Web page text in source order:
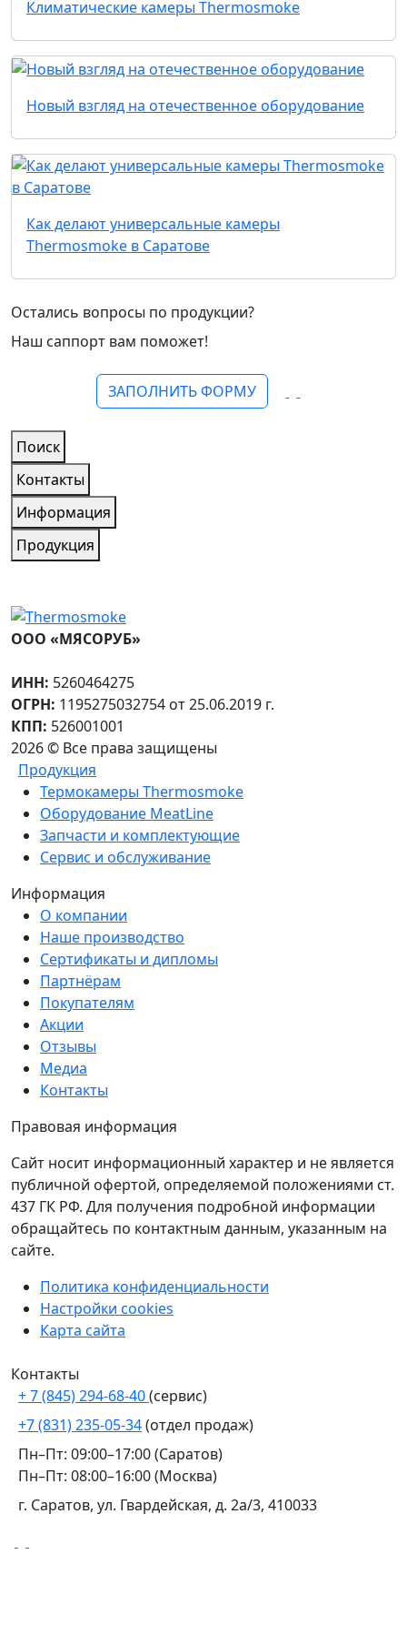
Климатические камеры Thermosmoke
Новый взгляд на отечественное оборудование
Как делают универсальные камеры
Thermosmoke в Саратове
Остались вопросы по продукции?
Наш саппорт вам поможет!
ЗАПОЛНИТЬ ФОРМУ
Поиск
Контакты
Информация
Продукция
ООО «МЯСОРУБ»
ИНН: 5260464275
ОГРН: 1195275032754 от 25.06.2019 г.
КПП: 526001001
2026 © Все права защищены
Продукция
Термокамеры Thermosmoke
Оборудование MeatLine
Запчасти и комплектующие
Сервис и обслуживание
Информация
О компании
Наше производство
Сертификаты и дипломы
Партнёрам
Покупателям
Акции
Отзывы
Медиа
Контакты
Правовая информация
Сайт носит информационный характер и не является
публичной офертой, определяемой положениями ст.
437 ГК РФ. Для получения подробной информации
обращайтесь по контактным данным, указанным на
сайте.
Политика конфиденциальности
Настройки cookies
Карта сайта
Контакты
+ 7 (845) 294-68-40(сервис)
+7 (831) 235-05-34(отдел продаж)
Пн–Пт: 09:00–17:00 (Саратов)
Пн–Пт: 08:00–16:00 (Москва)
г. Саратов, ул. Гвардейская, д. 2а/3, 410033